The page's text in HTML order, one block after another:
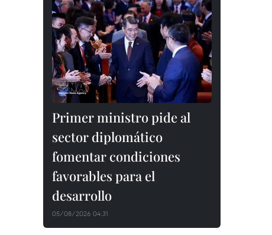
Primer ministro pide al
sector diplomático
fomentar condiciones
favorables para el
desarrollo
05/08/2026 04:31